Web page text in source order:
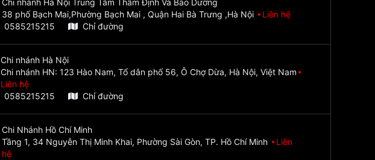
Chi nhánh Hà Nội Trung Tâm Thẩm Định Và Bảo Dưỡng
38 phố Bạch Mai,Phường Bạch Mai , Quận Hai Bà Trưng ,Hà Nội
Liên hệ
0585215215
Chỉ đường
Chi nhánh Hà Nội
Chi nhánh HN: 123 Hào Nam, Tổ dân phố 56, Ô Chợ Dừa, Hà Nội, Việt Nam
Liên hệ
0585215215
Chỉ đường
Chi Nhánh Hồ Chí Minh
Tầng 1, 34 Nguyễn Thị Minh Khai, Phường Sài Gòn, TP. Hồ Chí Minh
Liên
hệ